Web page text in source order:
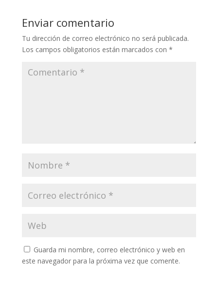
Enviar comentario
Tu dirección de correo electrónico no será publicada.
Los campos obligatorios están marcados con *
Guarda mi nombre, correo electrónico y web en
este navegador para la próxima vez que comente.